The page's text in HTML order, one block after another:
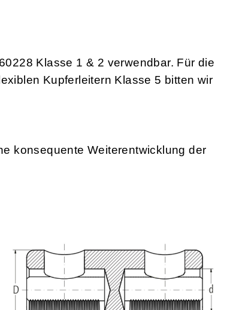
Klasse 1 & 2 verwendbar. Für die
Kupferleitern Klasse 5 bitten wir
konsequente Weiterentwicklung der